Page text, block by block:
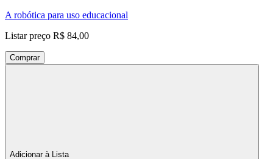
A robótica para uso educacional
Listar preço R$ 84,00
Comprar
Adicionar à Lista